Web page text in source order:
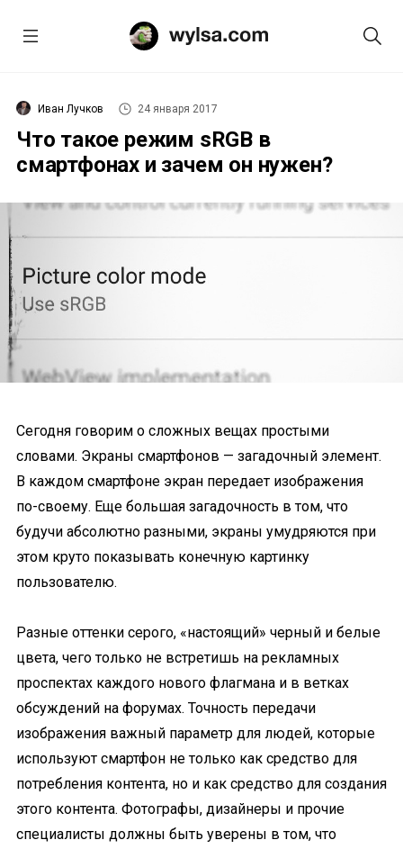
Иван Лучков 24 января 2017
Что такое режим sRGB в
смартфонах и зачем он нужен?
Сегодня говорим о сложных вещах простыми
словами. Экраны смартфонов — загадочный элемент.
В каждом смартфоне экран передает изображения
по-своему. Еще большая загадочность в том, что
будучи абсолютно разными, экраны умудряются при
этом круто показывать конечную картинку
пользователю.
Разные оттенки серого, «настоящий» черный и белые
цвета, чего только не встретишь на рекламных
проспектах каждого нового флагмана и в ветках
обсуждений на форумах. Точность передачи
изображения важный параметр для людей, которые
используют смартфон не только как средство для
потребления контента, но и как средство для создания
этого контента. Фотографы, дизайнеры и прочие
специалисты должны быть уверены в том, что